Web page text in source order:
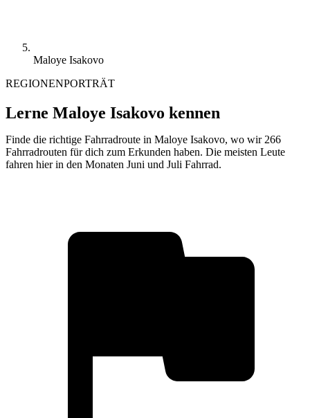
Maloye Isakovo
REGIONENPORTRÄT
Lerne Maloye Isakovo kennen
Finde die richtige Fahrradroute in Maloye Isakovo, wo wir 266
Fahrradrouten für dich zum Erkunden haben. Die meisten Leute
fahren hier in den Monaten Juni und Juli Fahrrad.